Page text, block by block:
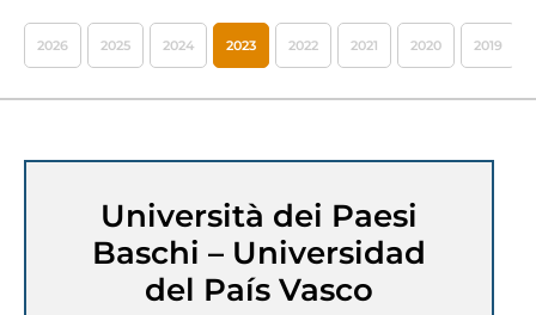
2026 2025 2024 2023 2022 2021 2020 2019
Università dei Paesi
Baschi – Universidad
del País Vasco